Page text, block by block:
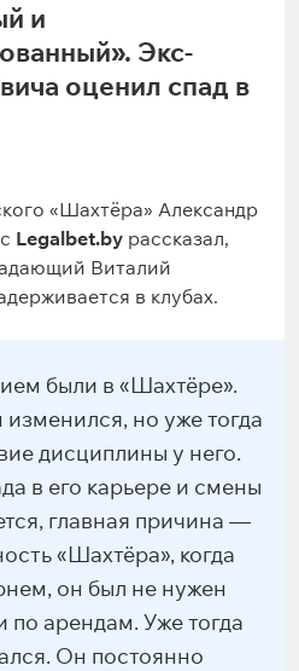
и
Экс-
оценил спад в
«Шахтёра» Александр
Legalbet.by рассказал,
Виталий
в клубах.
были в «Шахтёре».
изменился, но уже тогда
дисциплины у него.
в его карьере и смены
главная причина —
«Шахтёра», когда
он был не нужен
по арендам. Уже тогда
Он постоянно